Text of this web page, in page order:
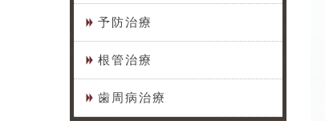
予防治療
根管治療
歯周病治療